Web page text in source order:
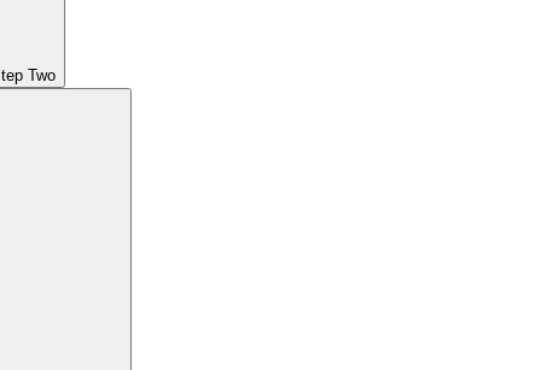
Two